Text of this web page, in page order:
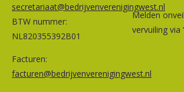
secretariaat@bedrijvenverenigingwest.nl
BTW nummer:
NL820355392B01
Facturen:
facturen@bedrijvenverenigingwest.nl
Melden
vervuiling via ‘